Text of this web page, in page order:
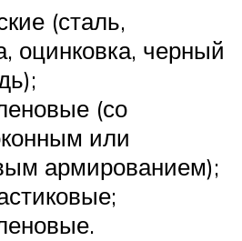
(сталь,
оцинковка, черный
(со
или
армированием);